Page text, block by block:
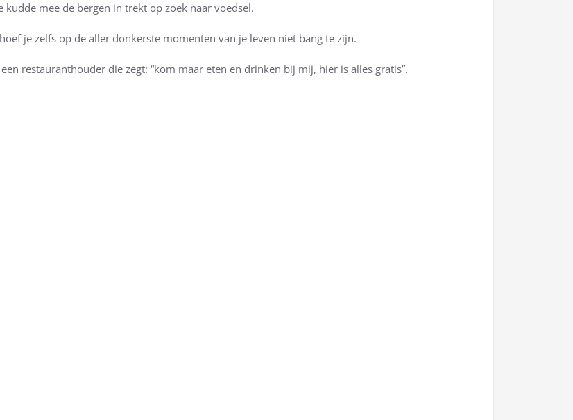
mee de bergen in trekt op zoek naar voedsel.
je zelfs op de aller donkerste momenten van je leven niet bang te zijn.
restauranthouder die zegt: “kom maar eten en drinken bij mij, hier is alles gratis”.